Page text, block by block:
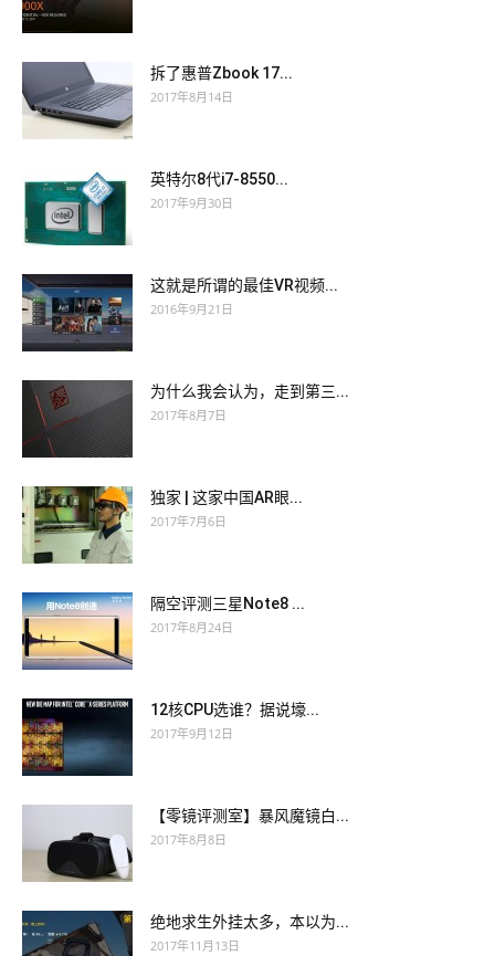
拆了惠普Zbook 17...
2017年8月14日
英特尔8代i7-8550...
2017年9月30日
这就是所谓的最佳VR视频...
2016年9月21日
为什么我会认为，走到第三...
2017年8月7日
独家 | 这家中国AR眼...
2017年7月6日
隔空评测三星Note8 ...
2017年8月24日
12核CPU选谁？据说壕...
2017年9月12日
【零镜评测室】暴风魔镜白...
2017年8月8日
绝地求生外挂太多，本以为...
2017年11月13日